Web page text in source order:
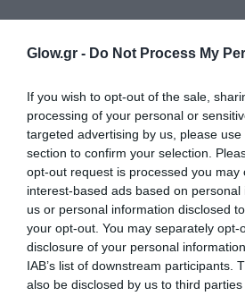
Glow.gr - Do Not Process My
If you wish to opt-out of the sale,
processing of your personal or
targeted advertising by us, please
section to confirm your selection.
opt-out request is processed you may
interest-based ads based on
us or personal information disclosed
your opt-out. You may separately opt-
disclosure of your personal
IAB’s list of downstream participants.
also be disclosed by us to third